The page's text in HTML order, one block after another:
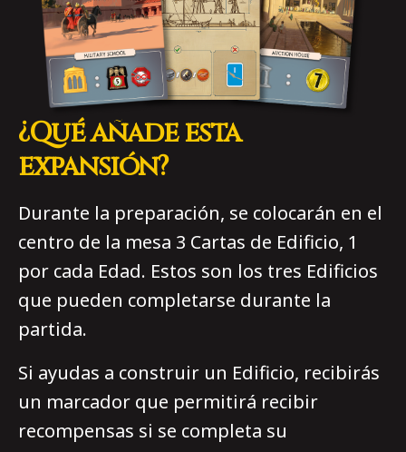
¿Qué añade esta
expansión?
Durante la preparación, se colocarán en el
centro de la mesa 3 Cartas de Edificio, 1
por cada Edad. Estos son los tres Edificios
que pueden completarse durante la
partida.
Si ayudas a construir un Edificio, recibirás
un marcador que permitirá recibir
recompensas si se completa su